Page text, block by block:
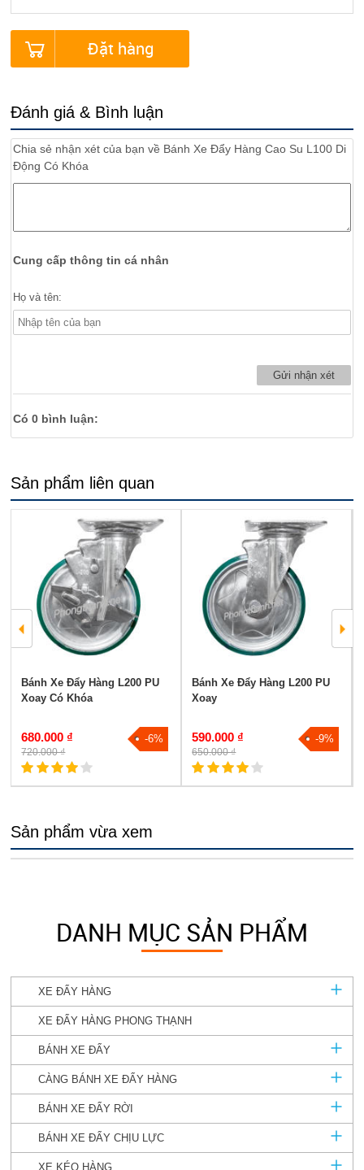
Đặt hàng
Đánh giá & Bình luận
Chia sẻ nhận xét của bạn về Bánh Xe Đẩy Hàng Cao Su L100 Di
Động Có Khóa
Cung cấp thông tin cá nhân
Họ và tên:
Có0 bình luận:
Sản phẩm liên quan
Bánh Xe Đẩy Hàng L200 PU
Xoay Có Khóa
680.000 ₫
720.000 ₫
-6%
Bánh Xe Đẩy Hàng L200 PU
Xoay
590.000 ₫
650.000 ₫
-9%
Sản phẩm vừa xem
DANH MỤC SẢN PHẨM
XE ĐẨY HÀNG
XE ĐẨY HÀNG PHONG THẠNH
BÁNH XE ĐẨY
CÀNG BÁNH XE ĐẨY HÀNG
BÁNH XE ĐẨY RỜI
BÁNH XE ĐẨY CHỊU LỰC
XE KÉO HÀNG